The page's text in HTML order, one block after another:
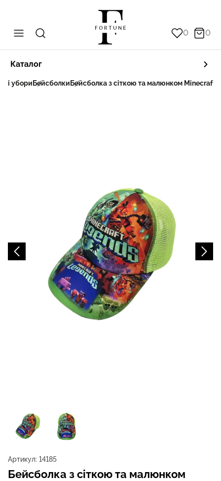
0 0
Каталог
убори Бейсболки Бейсболка з сіткою та малюнком Minecraft
Артикул: 14185
Бейсболка з сіткою та малюнком